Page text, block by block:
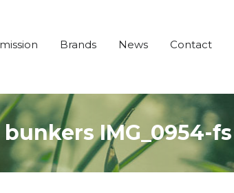
Brands News Contact
IMG_0954-fs